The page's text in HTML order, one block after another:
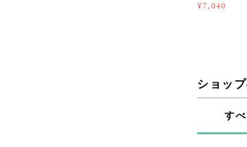
¥7,040
ショッ
すべ